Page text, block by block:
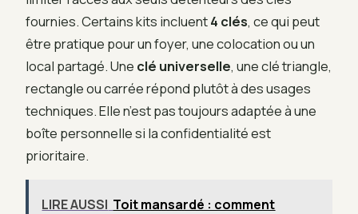
fournies. Certains kits incluent4 clés, ce qui peut
être pratique pour un foyer, une colocation ou un
local partagé. Une clé universelle, une clé triangle,
rectangle ou carrée répond plutôt à des usages
techniques. Elle n’est pas toujours adaptée à une
boîte personnelle si la confidentialité est
prioritaire.
LIRE AUSSI Toit mansardé : comment